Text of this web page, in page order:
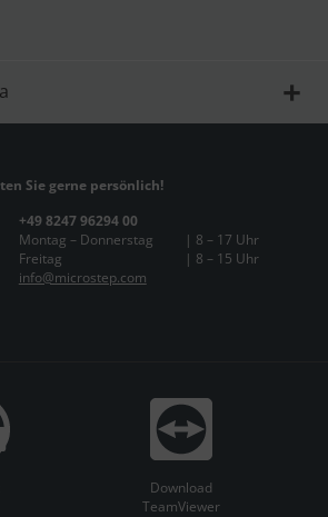
Sie gerne persönlich!
+49 8247 96294 00
Montag – Donnerstag
| 8 – 17 Uhr
Freitag
| 8 – 15 Uhr
info@microstep.com
Download
TeamViewer